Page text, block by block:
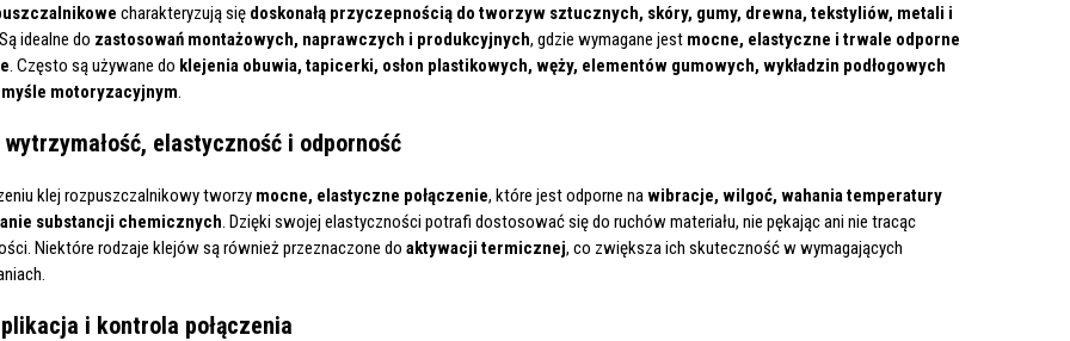
charakteryzują się doskonałą przyczepnością do tworzyw sztucznych, skóry, gumy, drewna, tekstyliów, metali i
. Są idealne do zastosowań montażowych, naprawczych i produkcyjnych, gdzie wymagane jest mocne, elastyczne i trwale odporne
. Często są używane do klejenia obuwia, tapicerki, osłon plastikowych, węży, elementów gumowych, wykładzin podłogowych
motoryzacyjnym
wytrzymałość, elastyczność i odporność
klej rozpuszczalnikowy tworzy mocne, elastyczne połączenie, które jest odporne na wibracje, wilgoć, wahania temperatury
substancji chemicznych . Dzięki swojej elastyczności potrafi dostosować się do ruchów materiału, nie pękając ani nie tracąc
Niektóre rodzaje klejów są również przeznaczone do aktywacji termicznej, co zwiększa ich skuteczność w wymagających
i kontrola połączenia